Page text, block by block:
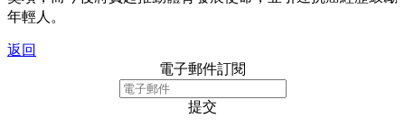
年輕人。
返回
電子郵件訂閱
提交